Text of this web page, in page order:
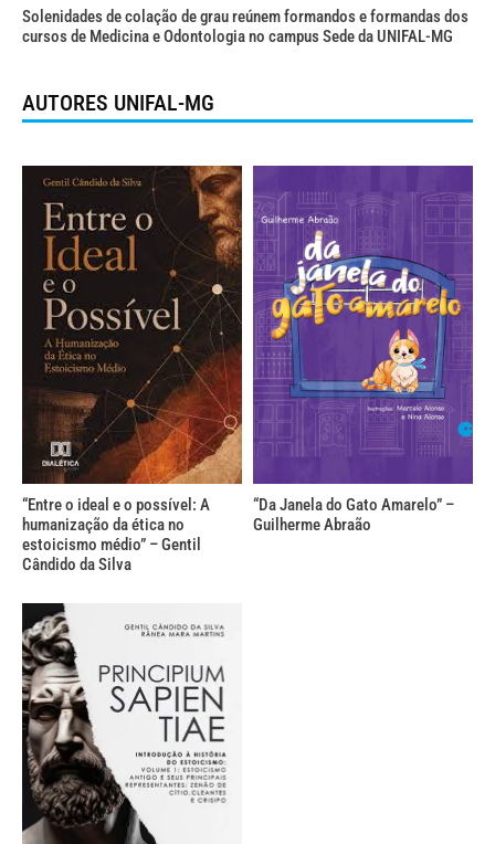
Solenidades de colação de grau reúnem formandos e formandas dos
cursos de Medicina e Odontologia no campus Sede da UNIFAL-MG
AUTORES UNIFAL-MG
“Entre o ideal e o possível: A
humanização da ética no
estoicismo médio” – Gentil
Cândido da Silva
“Da Janela do Gato Amarelo” –
Guilherme Abraão